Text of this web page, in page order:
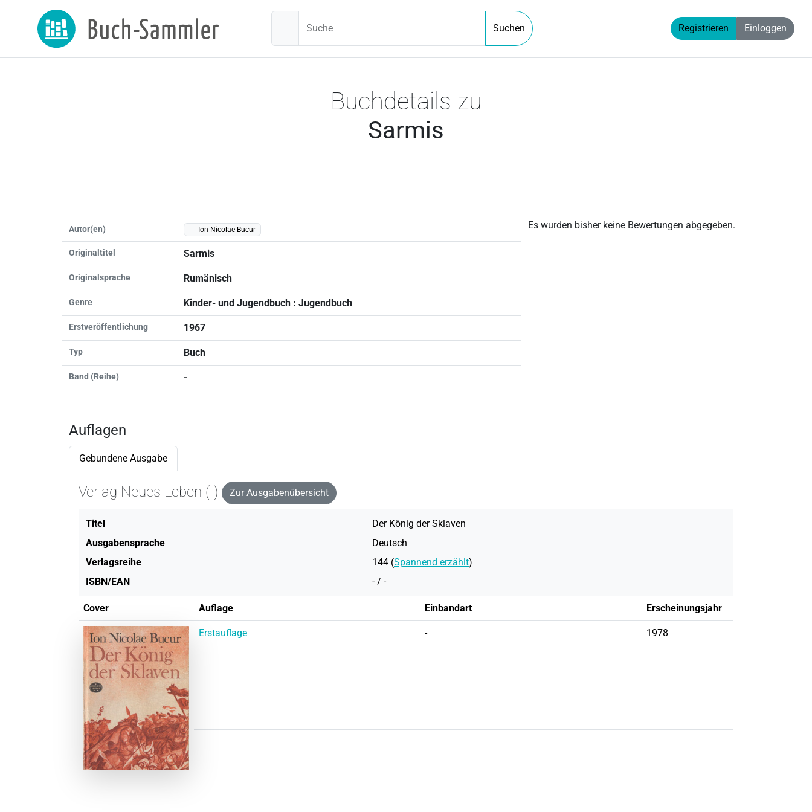
Suche Suchen Registrieren Einloggen
Buchdetails zu
Sarmis
Autor(en) Ion Nicolae Bucur
Originaltitel Sarmis
Originalsprache Rumänisch
Genre Kinder- und Jugendbuch : Jugendbuch
Erstveröffentlichung 1967
Typ Buch
Band (Reihe) -
Es wurden bisher keine Bewertungen abgegeben.
Auflagen
Gebundene Ausgabe
Verlag Neues Leben (-) Zur Ausgabenübersicht
Titel
Der König der Sklaven
Ausgabensprache
Deutsch
Verlagsreihe
144 (Spannend erzählt)
ISBN/EAN
- / -
Cover Auflage Einbandart Erscheinungsjahr
Erstauflage - 1978